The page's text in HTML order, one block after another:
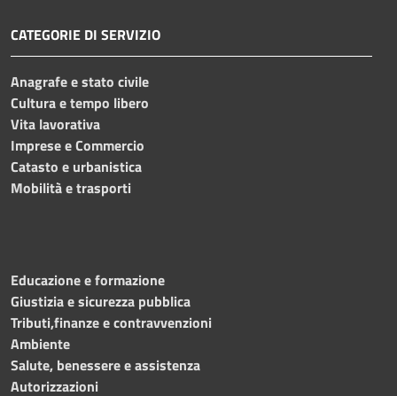
CATEGORIE DI SERVIZIO
Anagrafe e stato civile
Cultura e tempo libero
Vita lavorativa
Imprese e Commercio
Catasto e urbanistica
Mobilità e trasporti
Educazione e formazione
Giustizia e sicurezza pubblica
Tributi,finanze e contravvenzioni
Ambiente
Salute, benessere e assistenza
Autorizzazioni